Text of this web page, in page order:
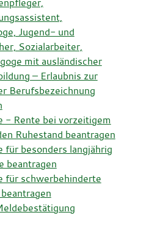
Jugend- und
Sozialarbeiter,
mit ausländischer
– Erlaubnis zur
Berufsbezeichnung
- Rente bei vorzeitigem
Ruhestand beantragen
für besonders langjährig
beantragen
für schwerbehinderte